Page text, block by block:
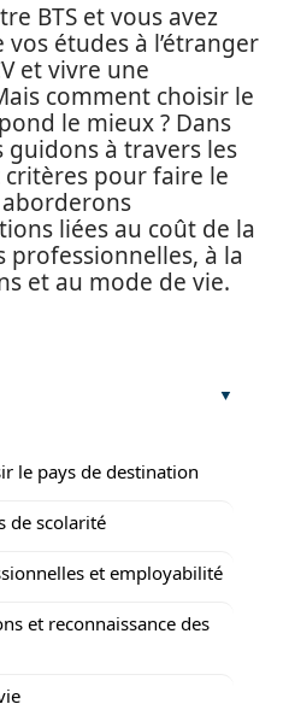
BTS et vous avez
études à l’étranger
et vivre une
comment choisir le
le mieux ? Dans
guidons à travers les
pour faire le
liées au coût de la
à la
et au mode de vie.
le pays de destination
de scolarité
et employabilité
et reconnaissance des